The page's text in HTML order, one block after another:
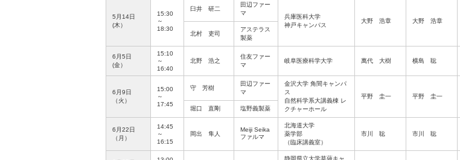
5月14日
(木）
15:30
～
18:30
臼井 研二
田辺ファー
マ
兵庫医科大学
神戸キャンパス
大野 浩章 大野 浩章
北村 吏司
アステラス
製薬
6月5日
(金）
15:10
～
16:40
北野 浩之
住友ファー
マ
岐阜医療科学大学 萬代 大樹 横島 聡
6月9日
（火）
15:00
～
17:45
守 芳樹
田辺ファー
マ
金沢大学 角間キャンパ
ス
自然科学系大講義棟 レ
クチャーホール
平野 圭一 平野 圭一
堀口 直剛
塩野義製薬
6月22日
（月）
14:45
～
16:15
岡出 隼人
Meiji Seika
ファルマ
北海道大学
薬学部
（臨床講義室）
市川 聡 市川 聡
静岡県立大学草薙キャ